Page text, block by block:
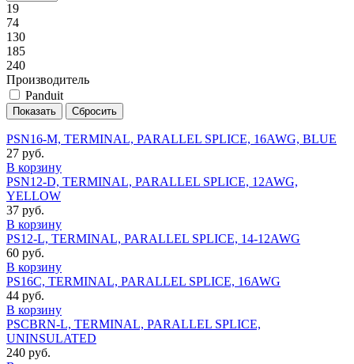
19
74
130
185
240
Производитель
Panduit
PSN16-M, TERMINAL, PARALLEL SPLICE, 16AWG, BLUE
27 руб.
В корзину
PSN12-D, TERMINAL, PARALLEL SPLICE, 12AWG,
YELLOW
37 руб.
В корзину
PS12-L, TERMINAL, PARALLEL SPLICE, 14-12AWG
60 руб.
В корзину
PS16C, TERMINAL, PARALLEL SPLICE, 16AWG
44 руб.
В корзину
PSCBRN-L, TERMINAL, PARALLEL SPLICE,
UNINSULATED
240 руб.